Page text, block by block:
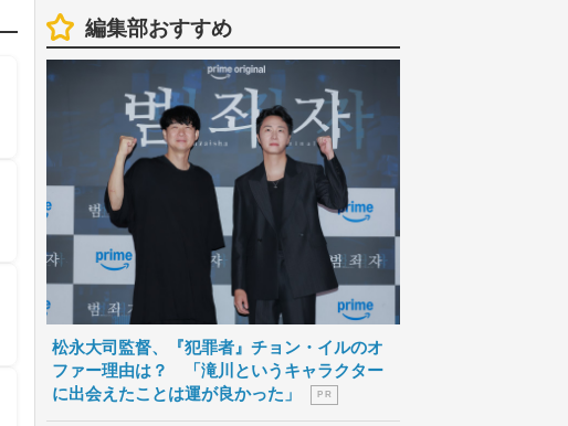
編集部おすすめ
松永大司監督、『犯罪者』チョン・イルのオ
ファー理由は？ 「滝川というキャラクター
に出会えたことは運が良かった」
P R